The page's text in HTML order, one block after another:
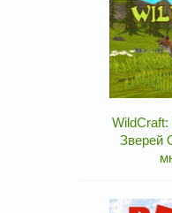
Зверей